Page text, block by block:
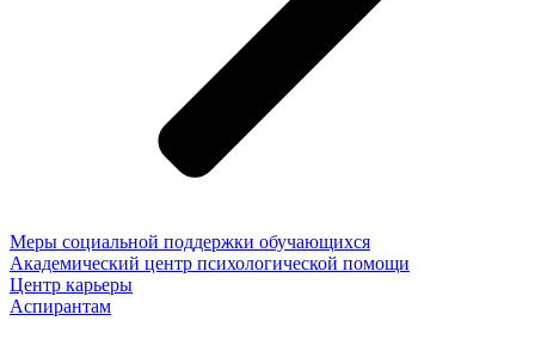
Меры социальной поддержки обучающихся
Академический центр психологической помощи
Центр карьеры
Аспирантам